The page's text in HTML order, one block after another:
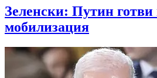
Зеленски: Путин готви
мобилизация